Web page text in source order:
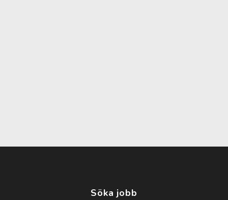
Söka jobb